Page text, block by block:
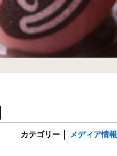
カテゴリー メディア情報